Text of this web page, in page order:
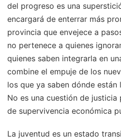
del progreso es una
encargará de enterrar más
provincia que envejece a
no pertenece a quienes
quienes saben integrarla en
combine el empuje de los
los que ya saben dónde están
No es una cuestión de
de supervivencia económica
La juventud es un estado